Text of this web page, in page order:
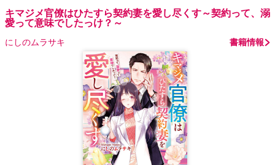
キマジメ官僚はひたすら契約妻を愛し尽くす～契約って、溺
愛って意味でしたっけ？～
にしのムラサキ 書籍情報